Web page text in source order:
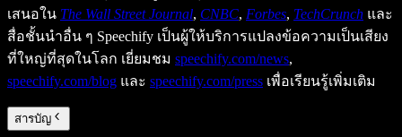
เสนอใน The Wall Street Journal, CNBC, Forbes, TechCrunch และ
สื่อชั้นนำอื่น ๆ Speechify เป็นผู้ให้บริการแปลงข้อความเป็นเสียง
ที่ใหญ่ที่สุดในโลก เยี่ยมชม speechify.com/news,
speechify.com/blog และ speechify.com/press เพื่อเรียนรู้เพิ่มเติม
สารบัญ